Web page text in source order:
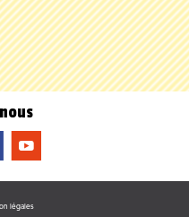
f
légales